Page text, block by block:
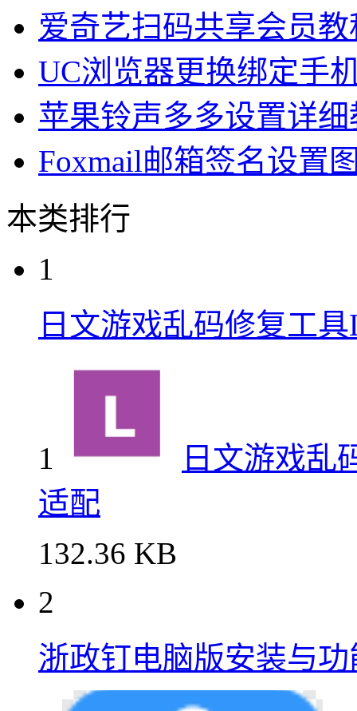
爱奇艺扫码共享会员教
UC浏览器更换绑定手
苹果铃声多多设置详细
Foxmail邮箱签名设置
本类排行
1
日文游戏乱码修复工
1
日文游戏乱
适配
132.36 KB
2
浙政钉电脑版安装与